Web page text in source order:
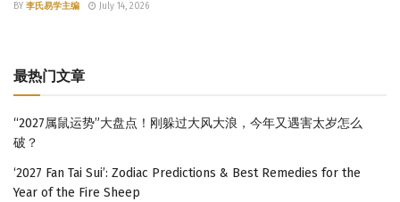
BY 李氏易学主编 July 14, 2026
最热门文章
“2027属鼠运势”大盘点！刚躲过大风大浪，今年又遇害太岁怎么
破？
‘2027 Fan Tai Sui’: Zodiac Predictions & Best Remedies for the
Year of the Fire Sheep